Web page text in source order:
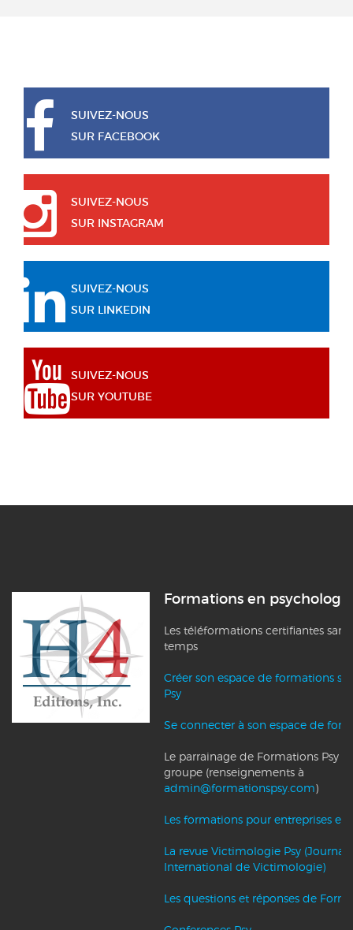
SUIVEZ-NOUS
SUR FACEBOOK
SUIVEZ-NOUS
SUR INSTAGRAM
SUIVEZ-NOUS
SUR LINKEDIN
SUIVEZ-NOUS
SUR YOUTUBE
Formations en psychologie
Les téléformations certifiantes
temps
Créer son espace de formations
Psy
Se connecter à son espace de
Le parrainage de Formations Psy
groupe (renseignements à
admin@formationspsy.com)
Les formations pour entreprises et
La revue Victimologie Psy (Journal
International de Victimologie)
Les questions et réponses de